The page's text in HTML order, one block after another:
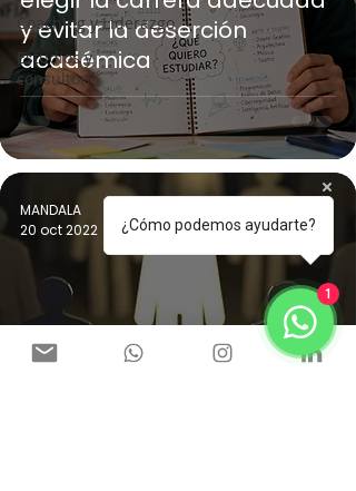
Coaching y Liderazgo
Estudios y
consultoría
y evitar la deserción
académica
Coaching y Liderazgo
MANDALA
20 oct 2022
1 min de lectura
¿Cómo podemos ayudarte?
1